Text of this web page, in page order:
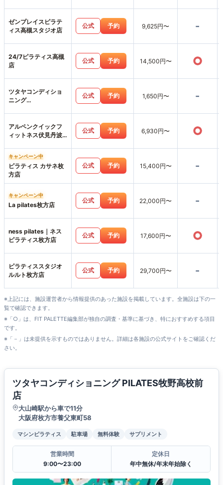
ゼンプレイスピラテ
ィス高槻スタジオ店
公式 予約 9,625円〜 -
24/7ピラティス高槻
店
公式 予約 14,500円〜 ○
ツタヤコンディショ
ニング
公式 予約 1,650円〜 -
アルペンクイックフ
ィットネス伏見丹波
公式 予約 6,930円〜 ○
キャンペーン中
ピラティス カサネ枚
方店
公式 予約 15,400円〜 -
キャンペーン中
La pilates枚方店
公式 予約 22,000円〜 -
ness pilates｜ネス
ピラティス枚方店
公式 予約 17,600円〜 ○
ピラティススタジオ
ルルト枚方店
公式 予約 29,700円〜 -
※上記には、施設運営者から情報提供のあった施設を掲載しています。全施設は下の一
覧で確認できます。
※「○」は、FIT PALETTE編集部が独自の調査・基準に基づき、特におすすめする項目
です。
※「－」は未提供を示すものではありません。詳細は各施設の公式サイトをご確認くだ
さい。
ツタヤコンディショニング PILATES牧野高校前
店
大山崎駅から車で11分
大阪府枚方市養父東町58
マシンピラティス 駐車場 無料体験 サプリメント
営業時間
9:00〜23:00
定休日
年中無休/年末年始除く